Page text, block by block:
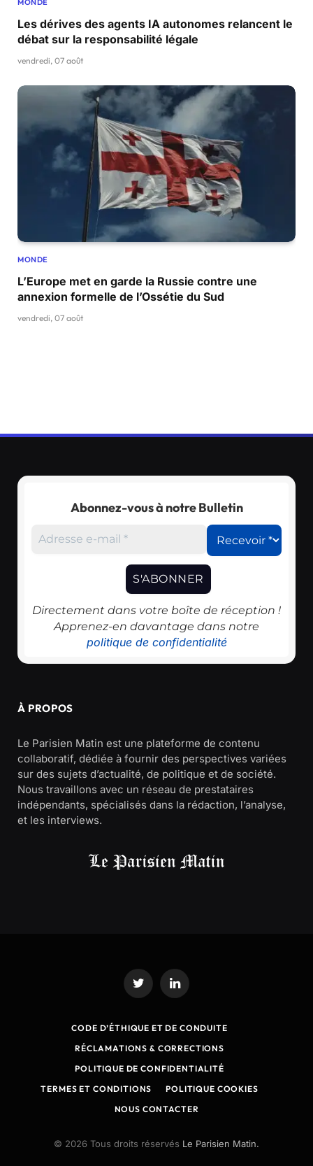
MONDE
Les dérives des agents IA autonomes relancent le
débat sur la responsabilité légale
vendredi, 07 août
MONDE
L’Europe met en garde la Russie contre une
annexion formelle de l’Ossétie du Sud
vendredi, 07 août
Abonnez-vous à notre Bulletin
Directement dans votre boîte de réception !
Apprenez-en davantage dans notre
politique de confidentialité
À PROPOS
Le Parisien Matin est une plateforme de contenu
collaboratif, dédiée à fournir des perspectives variées
sur des sujets d’actualité, de politique et de société.
Nous travaillons avec un réseau de prestataires
indépendants, spécialisés dans la rédaction, l’analyse,
et les interviews.
Twitter LinkedIn
CODE D’ÉTHIQUE ET DE CONDUITE
RÉCLAMATIONS & CORRECTIONS
POLITIQUE DE CONFIDENTIALITÉ
TERMES ET CONDITIONS
POLITIQUE COOKIES
NOUS CONTACTER
© 2026 Tous droits réservés Le Parisien Matin.